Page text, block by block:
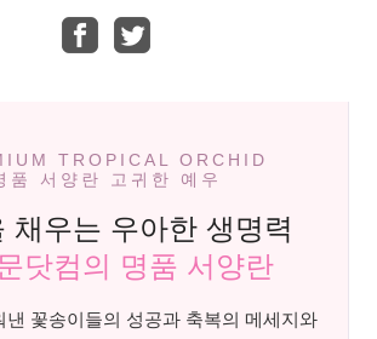
TROPICAL ORCHID
품 서양란 고귀한 예우
채우는 우아한 생명력
닷컴의 명품 서양란
낸 꽃송이들의 성공과 축복의 메세지와